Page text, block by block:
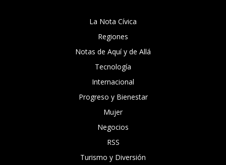
La Nota Cívica
Regiones
Notas de Aquí y de Allá
Tecnología
Internacional
Progreso y Bienestar
Mujer
Negocios
RSS
Turismo y Diversión